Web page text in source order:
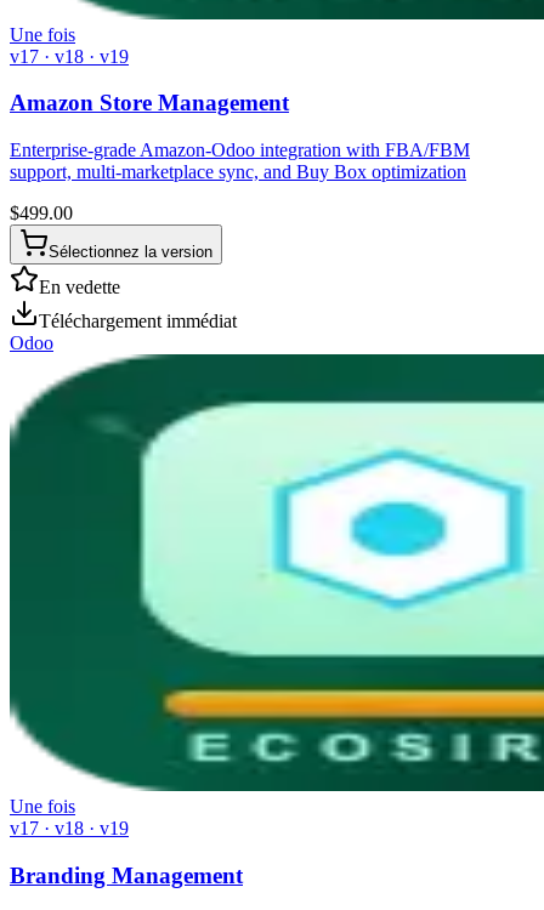
Une fois
v17 · v18 · v19
Amazon Store Management
Enterprise-grade Amazon-Odoo integration with FBA/FBM
support, multi-marketplace sync, and Buy Box optimization
$499.00
Sélectionnez la version
En vedette
Téléchargement immédiat
Odoo
Une fois
v17 · v18 · v19
Branding Management